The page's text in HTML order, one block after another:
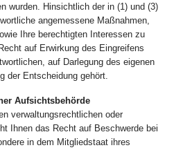
wurden. Hinsichtlich der in (1) und (3)
angemessene Maßnahmen,
Ihre berechtigten Interessen zu
auf Erwirkung des Eingreifens
auf Darlegung des eigenen
der Entscheidung gehört.
Aufsichtsbehörde
verwaltungsrechtlichen oder
Ihnen das Recht auf Beschwerde bei
in dem Mitgliedstaat ihres